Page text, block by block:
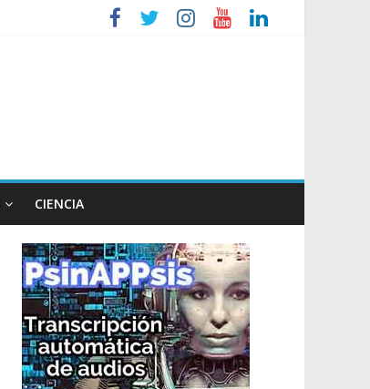
CIENCIA